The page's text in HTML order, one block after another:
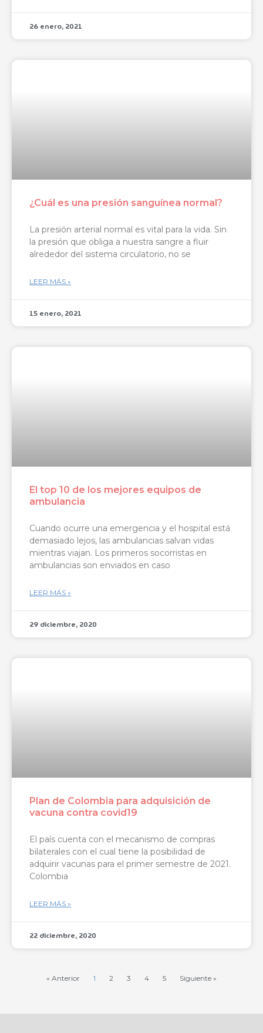
26 enero, 2021
¿Cuál es una presión sanguínea normal?
La presión arterial normal es vital para la vida. Sin
la presión que obliga a nuestra sangre a fluir
alrededor del sistema circulatorio, no se
LEER MÁS »
15 enero, 2021
El top 10 de los mejores equipos de
ambulancia
Cuando ocurre una emergencia y el hospital está
demasiado lejos, las ambulancias salvan vidas
mientras viajan. Los primeros socorristas en
ambulancias son enviados en caso
LEER MÁS »
29 diciembre, 2020
Plan de Colombia para adquisición de
vacuna contra covid19
El país cuenta con el mecanismo de compras
bilaterales con el cual tiene la posibilidad de
adquirir vacunas para el primer semestre de 2021.
Colombia
LEER MÁS »
22 diciembre, 2020
« Anterior 1 2 3 4 5 Siguiente »